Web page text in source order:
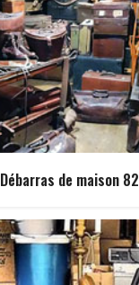
Débarras de maison 82